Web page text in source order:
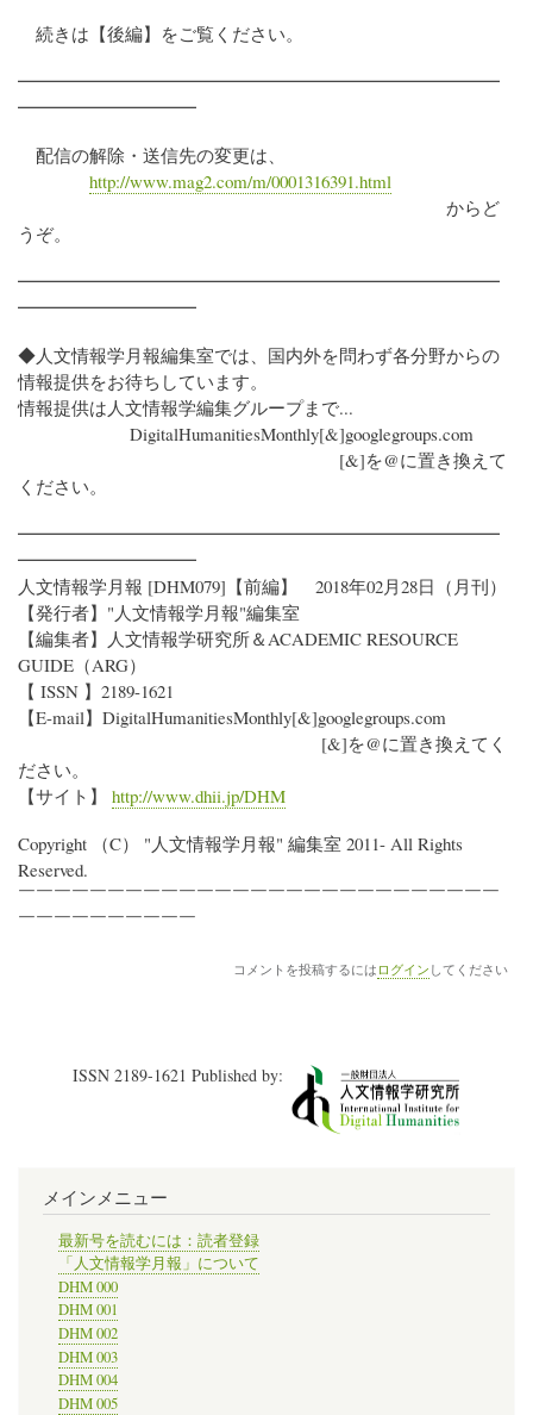
続きは【後編】をご覧ください。
━━━━━━━━━━━━━━━━━━━━━━━━━━━
━━━━━━━━━━
配信の解除・送信先の変更は、
http://www.mag2.com/m/0001316391.html
からど
うぞ。
━━━━━━━━━━━━━━━━━━━━━━━━━━━
━━━━━━━━━━
◆人文情報学月報編集室では、国内外を問わず各分野からの
情報提供をお待ちしています。
情報提供は人文情報学編集グループまで...
DigitalHumanitiesMonthly[&]googlegroups.com
[&]を@に置き換えて
ください。
━━━━━━━━━━━━━━━━━━━━━━━━━━━
━━━━━━━━━━
人文情報学月報 [DHM079]【前編】 2018年02月28日（月刊）
【発行者】"人文情報学月報"編集室
【編集者】人文情報学研究所＆ACADEMIC RESOURCE
GUIDE（ARG）
【 ISSN 】2189-1621
【E-mail】DigitalHumanitiesMonthly[&]googlegroups.com
[&]を@に置き換えてく
ださい。
【サイト】 http://www.dhii.jp/DHM
Copyright （C） "人文情報学月報" 編集室 2011- All Rights
Reserved.
￣￣￣￣￣￣￣￣￣￣￣￣￣￣￣￣￣￣￣￣￣￣￣￣￣￣￣
￣￣￣￣￣￣￣￣￣￣
コメントを投稿するにはログインしてください
ISSN 2189-1621 Published by:
メインメニュー
最新号を読むには：読者登録
「人文情報学月報」について
DHM 000
DHM 001
DHM 002
DHM 003
DHM 004
DHM 005